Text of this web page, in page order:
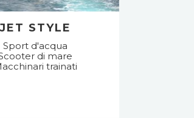
STYLE
Sport d'acqua
di mare
trainati